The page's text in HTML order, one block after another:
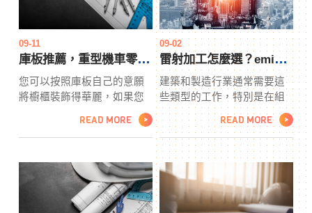
應到木材採伐和材料處理。
09-11
庫板推薦，重型機車零配件全台販售
您可以按照庫板自己的意願
將櫥櫃裝飾得華麗，如果您
無法匹配櫥櫃的顏色，則可
以考慮將飾邊設為對比色或
模具將使其具有內置外觀。
您重型機車零配件還可以在
櫥櫃底部周圍添加模具，如
READ MORE >
09-02
雷射加工怎麼選？emi兩個關鍵快速看！
建築和製造行業通常需要這
些類型的工作，特別是在組
裝基礎設施和車輛方面。 就
業市場為技術工人提供了多
樣化的機會。然而，隨著雷
射加工的最新發展，隨著雷
射加工的更多應用被發現，
預計會出現更多機會。 emi
對焊工的需求正在緩慢增
READ MORE >